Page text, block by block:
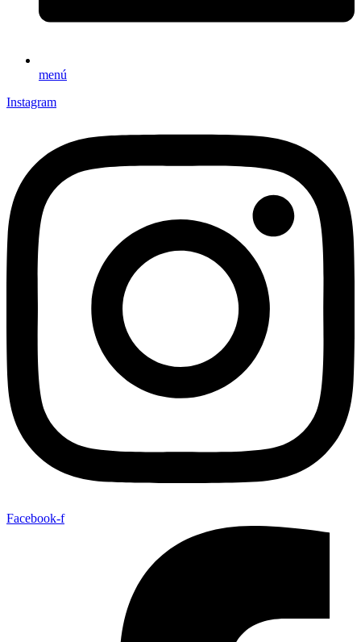
menú
Instagram
Facebook-f